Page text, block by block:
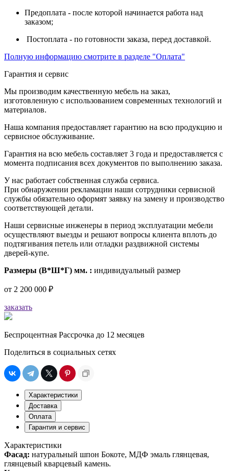
Предоплата - после которой начинается работа над
заказом;
Постоплата - по готовности заказа, перед доставкой.
Полную информацию смотрите в разделе "Оплата"
Гарантия и сервис
Мы производим качественную мебель на заказ,
изготовленную с использованием современных технологий и
материалов.
Наша компания предоставляет гарантию на всю продукцию и
сервисное обслуживание.
Гарантия на всю мебель составляет 3 года и предоставляется с
момента подписания всех документов по выполнению заказа.
У нас работает собственная служба сервиса.
При обнаружении рекламации наши сотрудники сервисной
службы обязательно оформят заявку на замену и производство
соответствующей детали.
Наши сервисные инженеры в период эксплуатации мебели
осуществляют выезды и решают вопросы клиента вплоть до
подтягивания петель или отладки раздвижной системы
дверей-купе.
Размеры (В*Ш*Г) мм. : индивидуальный размер
от 2 200 000 ₽
заказать
Беспроцентная Рассрочка до 12 месяцев
Поделиться в социальных сетях
Характеристики
Доставка
Оплата
Гарантия и сервис
Характеристики
Фасад: натуральный шпон Бокоте, МДФ эмаль глянцевая,
глянцевый кварцевый камень.